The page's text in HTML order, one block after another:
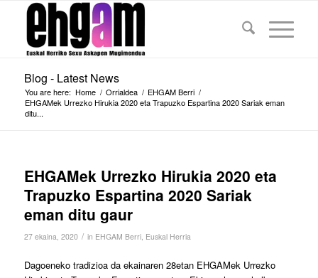
Blog - Latest News
You are here: Home / Orrialdea / EHGAM Berri /
EHGAMek Urrezko Hirukia 2020 eta Trapuzko Espartina 2020 Sariak eman
ditu...
EHGAMek Urrezko Hirukia 2020 eta
Trapuzko Espartina 2020 Sariak
eman ditu gaur
27 ekaina, 2020 / in EHGAM Berri, Euskal Herria
Dagoeneko tradizioa da ekainaren 28etan EHGAMek Urrezko